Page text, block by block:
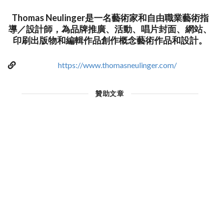
Thomas Neulinger是一名藝術家和自由職業藝術指
導／設計師，為品牌推廣、活動、唱片封面、網站、
印刷出版物和編輯作品創作概念藝術作品和設計。
https://www.thomasneulinger.com/
贊助文章